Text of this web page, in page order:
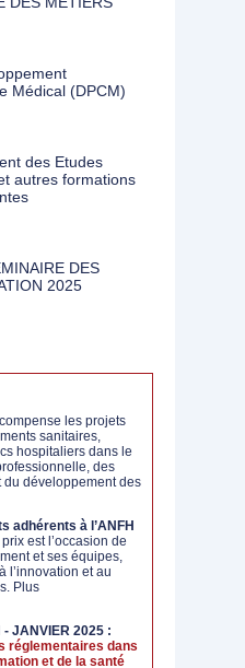
Médical (DPCM)
des Etudes
autres formations
DES
2025
les projets
sanitaires,
hospitaliers dans le
des
développement des
adhérents à l’ANFH
est l’occasion de
et ses équipes,
l’innovation et au
Plus
JANVIER 2025 :
réglementaires dans
et de la santé